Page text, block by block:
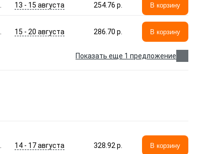
13 - 15 августа 254.76 p. В корзину
15 - 20 августа 286.70 p. В корзину
Показать еще 1 предложение
14 - 17 августа 328.92 p. В корзину